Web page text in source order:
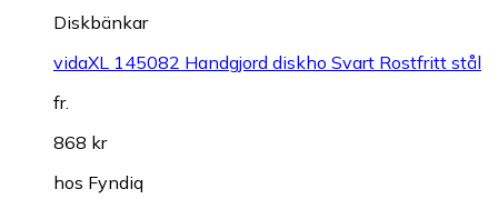
Diskbänkar
vidaXL 145082 Handgjord diskho Svart Rostfritt stål
fr.
868 kr
hos Fyndiq